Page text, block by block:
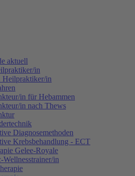
aktuell
in
Heilpraktiker/in
in für Hebammen
in nach Thews
Diagnosemethoden
Krebsbehandlung - ECT
Gelee-Royale
Wellnesstrainer/in